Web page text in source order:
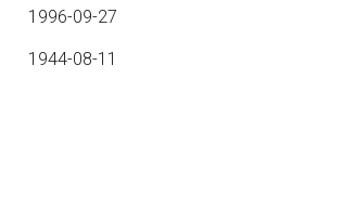
1996-09-27
1944-08-11